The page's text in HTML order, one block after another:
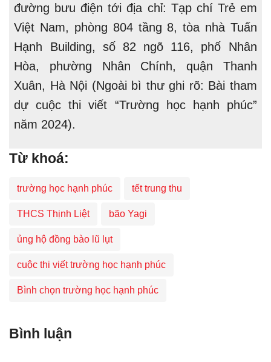
đường bưu điện tới địa chỉ: Tạp chí Trẻ em
Việt Nam, phòng 804 tầng 8, tòa nhà Tuấn
Hạnh Building, số 82 ngõ 116, phố Nhân
Hòa, phường Nhân Chính, quận Thanh
Xuân, Hà Nội (Ngoài bì thư ghi rõ: Bài tham
dự cuộc thi viết “Trường học hạnh phúc”
năm 2024).
Từ khoá:
trường học hạnh phúc tết trung thu
THCS Thịnh Liệt bão Yagi
ủng hộ đồng bào lũ lụt
cuộc thi viết trường học hạnh phúc
Bình chọn trường học hạnh phúc
Bình luận